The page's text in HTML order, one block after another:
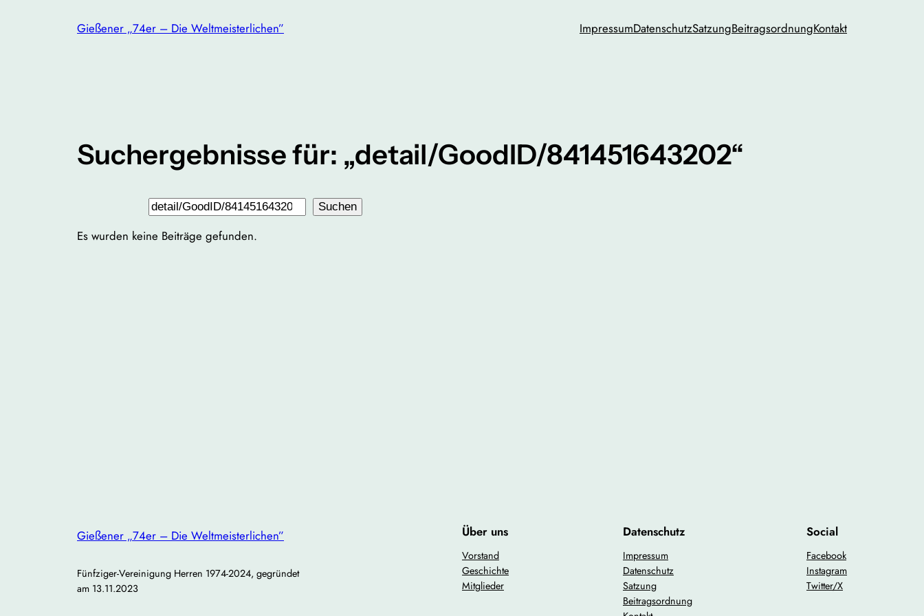
Gießener „74er – Die Weltmeisterlichen” ImpressumDatenschutzSatzungBeitragsordnungKontakt
Suchergebnisse für: „detail/GoodID/841451643202“
Suchen Suchen
Es wurden keine Beiträge gefunden.
Gießener „74er – Die Weltmeisterlichen”
Fünfziger-Vereinigung Herren 1974-2024, gegründet
am 13.11.2023
Über uns
Vorstand
Geschichte
Mitglieder
Datenschutz
Impressum
Datenschutz
Satzung
Beitragsordnung
Social
Facebook
Instagram
Twitter/X